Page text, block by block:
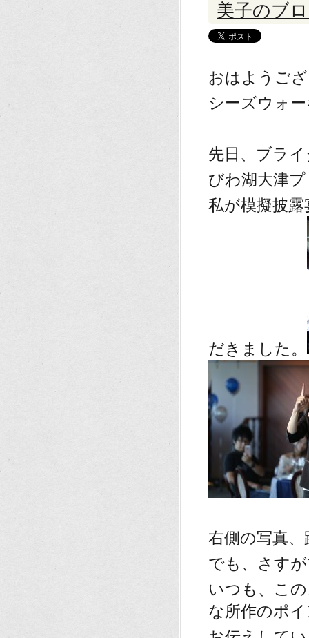
美子のブ
おはようご
シーズウォ
先日、ブラ
びわ湖大津
私が模擬披
だきました。
右側の写真
でも、さす
いつも、こ
な所作のポ